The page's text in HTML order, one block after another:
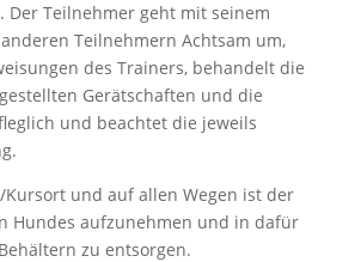
Der Teilnehmer geht mit seinem
Teilnehmern Achtsam um,
des Trainers, behandelt die
Gerätschaften und die
und beachtet die jeweils
Kursort und auf allen Wegen ist der
Hundes aufzunehmen und in dafür
zu entsorgen.